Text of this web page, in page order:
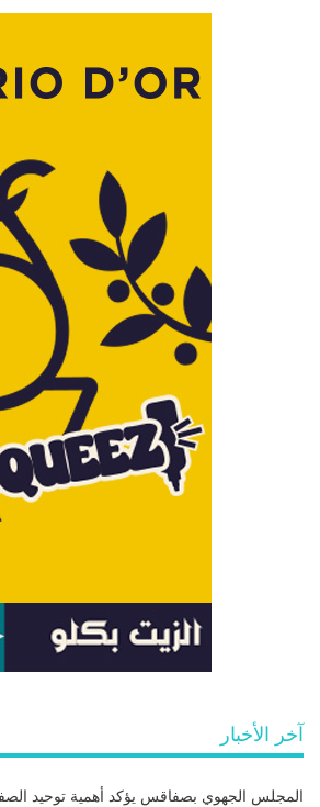
آخر الأخبار
المجلس الجهوي بصفاقس يؤكد أهمية توحيد